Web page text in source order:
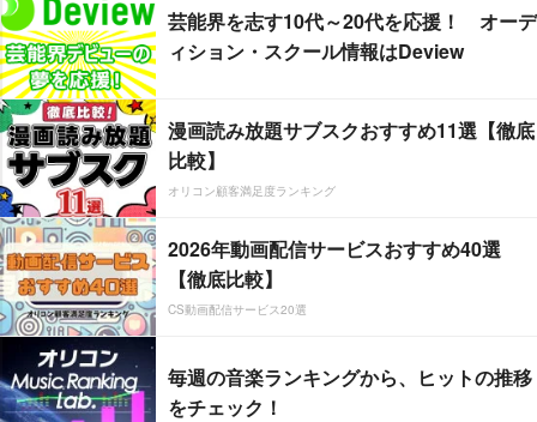
芸能界を志す10代～20代を応援！ オーデ
ィション・スクール情報はDeview
漫画読み放題サブスクおすすめ11選【徹底
比較】
オリコン顧客満足度ランキング
2026年動画配信サービスおすすめ40選
【徹底比較】
CS動画配信サービス20選
毎週の音楽ランキングから、ヒットの推移
をチェック！